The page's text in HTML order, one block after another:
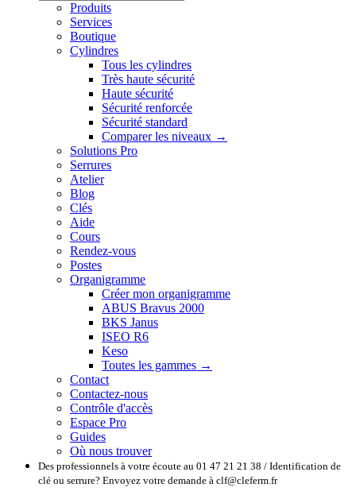
Produits
Services
Boutique
Cylindres
Tous les cylindres
Très haute sécurité
Haute sécurité
Sécurité renforcée
Sécurité standard
Comparer les niveaux →
Solutions Pro
Serrures
Atelier
Blog
Clés
Aide
Cours
Rendez-vous
Postes
Organigramme
Créer mon organigramme
ABUS Bravus 2000
BKS Janus
ISEO R6
Keso
Toutes les gammes →
Contact
Contactez-nous
Contrôle d'accès
Espace Pro
Guides
Où nous trouver
Des professionnels à votre écoute au 01 47 21 21 38 / Identification de
clé ou serrure? Envoyez votre demande à clf@cleferm.fr